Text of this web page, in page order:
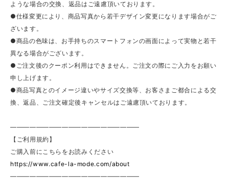
ような場合の交換、返品はご遠慮頂いております。
●仕様変更により、商品写真から若干デザイン変更になります場合がご
ざいます。
●商品の色味は、お手持ちのスマートフォンの画面によって実物と若干
異なる場合がございます。
●ご注文後のクーポン利用はできません。ご注文の際にご入力をお願い
申し上げます。
●商品写真とのイメージ違いやサイズ交換等、お客さまご都合による交
換、返品、ご注文確定後キャンセルはご遠慮頂いております。
————————————————————
【ご利用規約】
ご購入前にこちらをお読みください
https://www.cafe-la-mode.com/about
————————————————————